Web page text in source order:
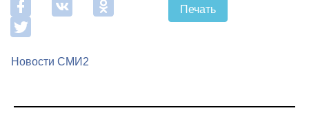
Печать
Новости СМИ2